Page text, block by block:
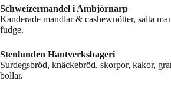
Schweizermandel i Ambjörnarp
Kanderade mandlar & cashewnötter, salta
fudge.
Stenlunden Hantverksbageri
Surdegsbröd, knäckebröd, skorpor, kakor,
bollar.